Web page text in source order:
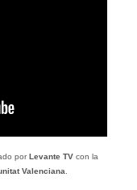
porLevante TV con la
Valenciana.